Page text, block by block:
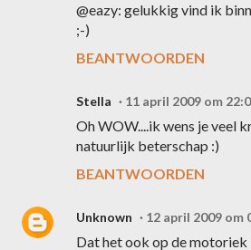
@eazy: gelukkig vind ik
;-)
BEANTWOORDEN
Stella 11 april 2009 om
Oh WOW....ik wens je veel
natuurlijk beterschap :)
BEANTWOORDEN
Unknown 12 april 2009 om
Dat het ook op de motoriek